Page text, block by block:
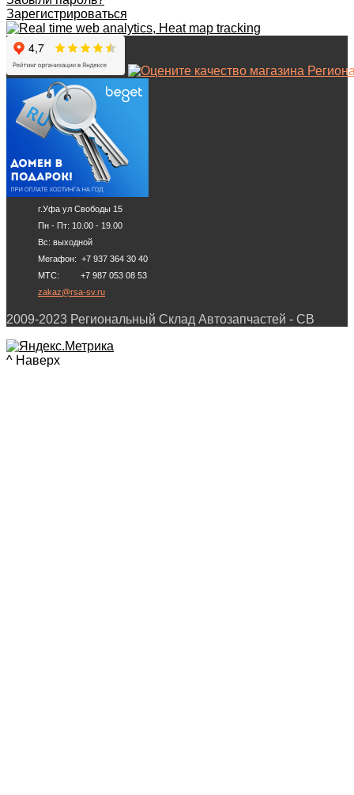
Зарегистрироваться
г.Уфа ул Свободы 15
Пн - Пт: 10.00 - 19.00
Вс: выходной
Мегафон: +7 937 364 30 40
МТС: +7 987 053 08 53
zakaz@rsa-sv.ru
2009-2023 Региональный Склад Автозапчастей - СВ
^ Наверх